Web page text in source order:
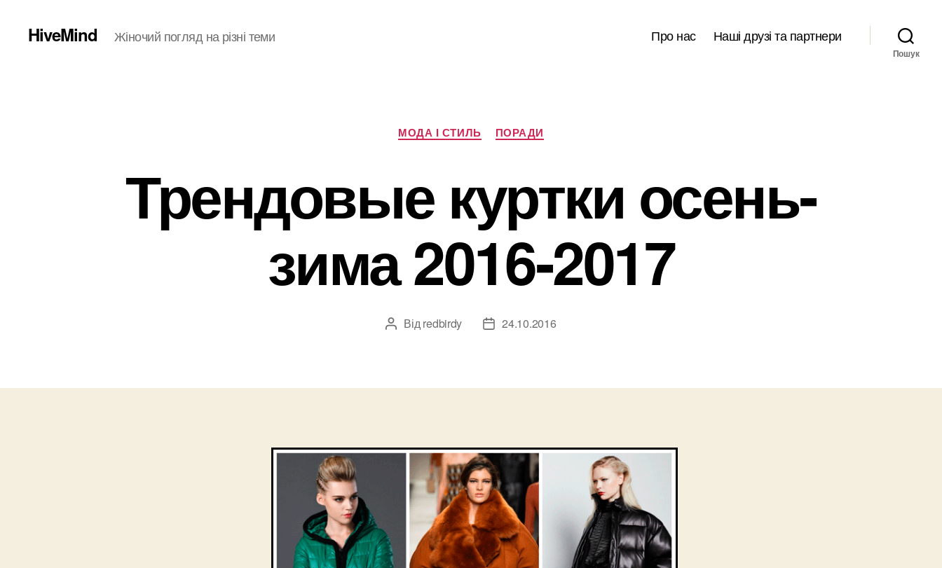
HiveMind Жіночий погляд на різні теми Про нас Наші друзі та партнери
Пошук
Категорії
МОДА І СТИЛЬ ПОРАДИ
Трендовые куртки осень-
зима 2016-2017
Автор
Від redbirdy
Дата24.10.2016